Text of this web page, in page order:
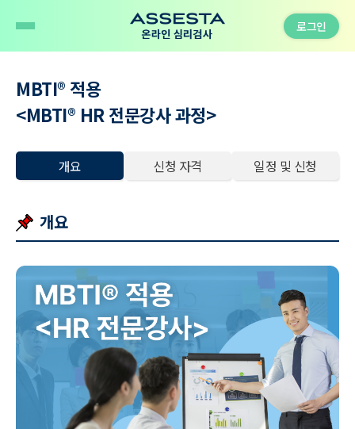
로그인
MBTI® 적용
<MBTI® HR 전문강사 과정>
개요 신청 자격 일정 및 신청
개요